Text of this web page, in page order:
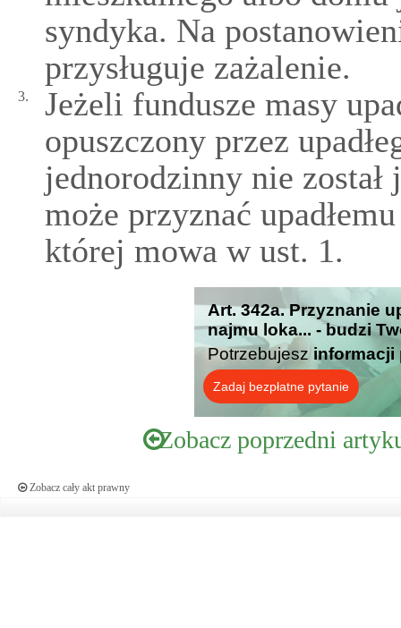
syndyka. Na
przysługuje zażalenie.
3.
Jeżeli fundusze masy
opuszczony przez
jednorodzinny nie został
może przyznać
której mowa w ust. 1.
Art. 342a. Przyznanie
najmu loka... - budzi
Potrzebujesz informacji
Zadaj bezpłatne pytanie
Zobacz poprzedni
Zobacz cały akt prawny